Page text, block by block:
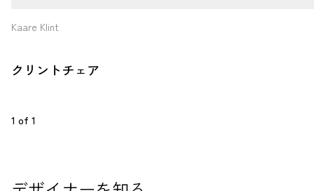
Kaare Klint
クリントチェア
1 of 1